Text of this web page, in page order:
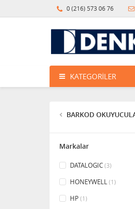
0 (216) 573 06 76
KATEGORILER
BARKOD
Markalar
DATALOGIC(3)
HONEYWELL(1)
HP (1)